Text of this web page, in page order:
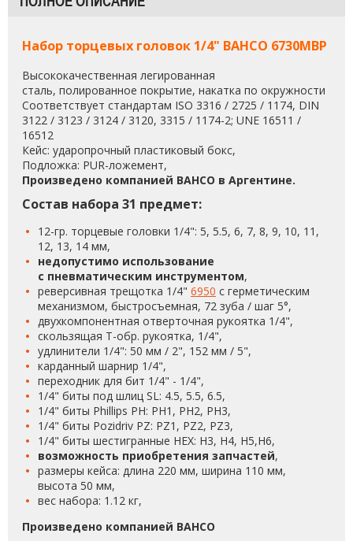
Набор торцевых головок 1/4" BAHCO 6730MBP
Высококачественная легированная
сталь, полированное покрытие, накатка по окружности
Соответствует стандартам ISO 3316 / 2725 / 1174, DIN
3122 / 3123 / 3124 / 3120, 3315 / 1174-2; UNE 16511 /
16512
Кейс: ударопрочный пластиковый бокс,
Подложка: PUR-ложемент,
Произведено компанией BAHCO в Аргентине.
Состав набора 31 предмет:
12-гр. торцевые головки 1/4": 5, 5.5, 6, 7, 8, 9, 10, 11,
12, 13, 14 мм,
недопустимо использование
с пневматическим инструментом,
реверсивная трещотка 1/4" 6950 с герметическим
механизмом, быстросъемная, 72 зуба / шаг 5°,
двухкомпонентная отверточная рукоятка 1/4",
скользящая Т-обр. рукоятка, 1/4",
удлинители 1/4": 50 мм / 2", 152 мм / 5",
карданный шарнир 1/4",
переходник для бит 1/4" - 1/4",
1/4" биты под шлиц SL: 4.5, 5.5, 6.5,
1/4" биты Phillips PH: PH1, PH2, PH3,
1/4" биты Pozidriv PZ: PZ1, PZ2, PZ3,
1/4" биты шестигранные HEX: H3, H4, H5,H6,
возможность приобретения запчастей,
размеры кейса: длина 220 мм, ширина 110 мм,
высота 50 мм,
вес набора: 1.12 кг,
Произведено компанией BAHCO